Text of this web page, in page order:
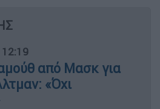
από Μασκ για
«Όχι